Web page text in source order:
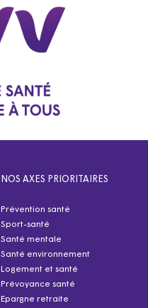
NOS AXES PRIORITAIRES
Prévention santé
Sport-santé
Santé mentale
Santé environnement
Logement et santé
Prévoyance santé
Epargne retraite